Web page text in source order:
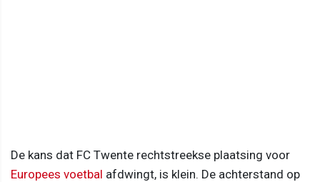
De kans dat FC Twente rechtstreekse plaatsing voor
Europees voetbal afdwingt, is klein. De achterstand op